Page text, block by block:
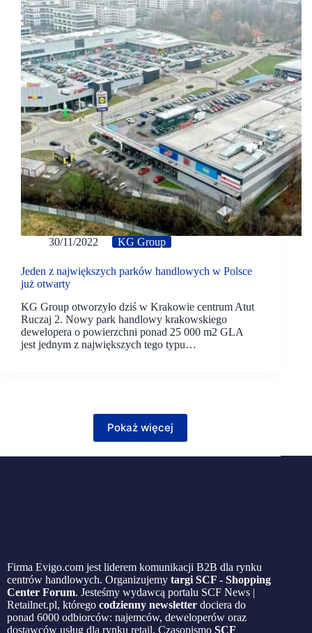
30/11/2022 KG Group
Jeden z największych parków handlowych w Polsce
już otwarty
KG Group otworzyło dziś w Krakowie centrum Atut
Ruczaj 2. Nowy park handlowy krakowskiego
dewelopera o powierzchni ponad 25 000 m2 GLA
jest jednym z największych tego typu…
Pokaż więcej
Firma Evigo.com jest liderem komunikacji B2B dla rynku
centrów handlowych. Organizujemy targi SCF - Shopping
Center Forum. Jesteśmy wydawcą portalu SCF News |
Retailnet.pl, którego codzienny newsletter dociera do
ponad 6000 odbiorców: najemców, deweloperów oraz
dostawców usług dla rynku retail. Czasopismo SCF